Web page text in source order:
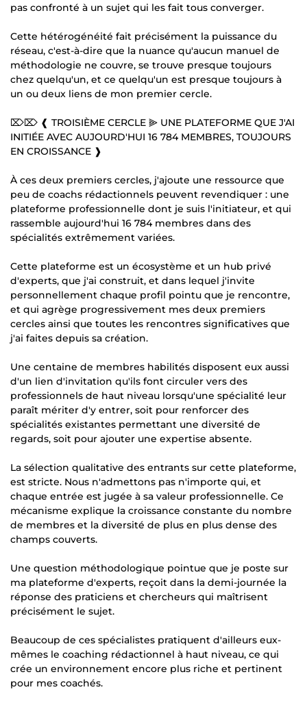
pas confronté à un sujet qui les fait tous converger.
Cette hétérogénéité fait précisément la puissance du
réseau, c'est-à-dire que la nuance qu'aucun manuel de
méthodologie ne couvre, se trouve presque toujours
chez quelqu'un, et ce quelqu'un est presque toujours à
un ou deux liens de mon premier cercle.
⌦⌦ ❰ TROISIÈME CERCLE ⫸ UNE PLATEFORME QUE J'AI
INITIÉE AVEC AUJOURD'HUI 16 784 MEMBRES, TOUJOURS
EN CROISSANCE ❱
À ces deux premiers cercles, j'ajoute une ressource que
peu de coachs rédactionnels peuvent revendiquer : une
plateforme professionnelle dont je suis l'initiateur, et qui
rassemble aujourd'hui 16 784 membres dans des
spécialités extrêmement variées.
Cette plateforme est un écosystème et un hub privé
d'experts, que j'ai construit, et dans lequel j'invite
personnellement chaque profil pointu que je rencontre,
et qui agrège progressivement mes deux premiers
cercles ainsi que toutes les rencontres significatives que
j'ai faites depuis sa création.
Une centaine de membres habilités disposent eux aussi
d'un lien d'invitation qu'ils font circuler vers des
professionnels de haut niveau lorsqu'une spécialité leur
paraît mériter d'y entrer, soit pour renforcer des
spécialités existantes permettant une diversité de
regards, soit pour ajouter une expertise absente.
La sélection qualitative des entrants sur cette plateforme,
est stricte. Nous n'admettons pas n'importe qui, et
chaque entrée est jugée à sa valeur professionnelle. Ce
mécanisme explique la croissance constante du nombre
de membres et la diversité de plus en plus dense des
champs couverts.
Une question méthodologique pointue que je poste sur
ma plateforme d'experts, reçoit dans la demi-journée la
réponse des praticiens et chercheurs qui maîtrisent
précisément le sujet.
Beaucoup de ces spécialistes pratiquent d'ailleurs eux-
mêmes le coaching rédactionnel à haut niveau, ce qui
crée un environnement encore plus riche et pertinent
pour mes coachés.